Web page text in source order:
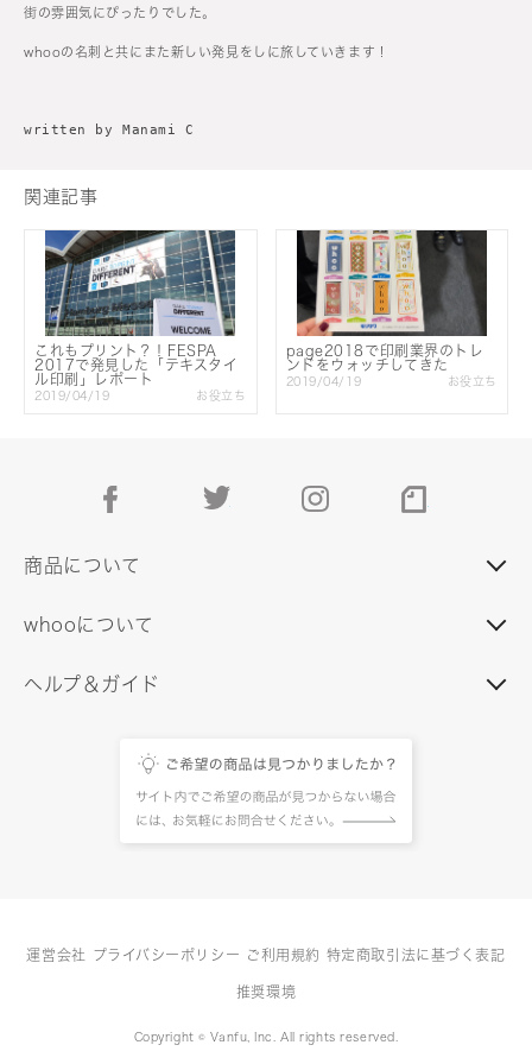
街の雰囲気にぴったりでした。
whooの名刺と共にまた新しい発見をしに旅していきます！
written by Manami C
関連記事
これもプリント？！FESPA
2017で発見した「テキスタイ
ル印刷」レポート
2019/04/19 お役立ち
page2018で印刷業界のトレ
ンドをウォッチしてきた
2019/04/19 お役立ち
facebook instagram
商品について
whooについて
ヘルプ＆ガイド
運営会社 プライバシーポリシー ご利用規約 特定商取引法に基づく表記
推奨環境
Copyright © Vanfu, Inc. All rights reserved.